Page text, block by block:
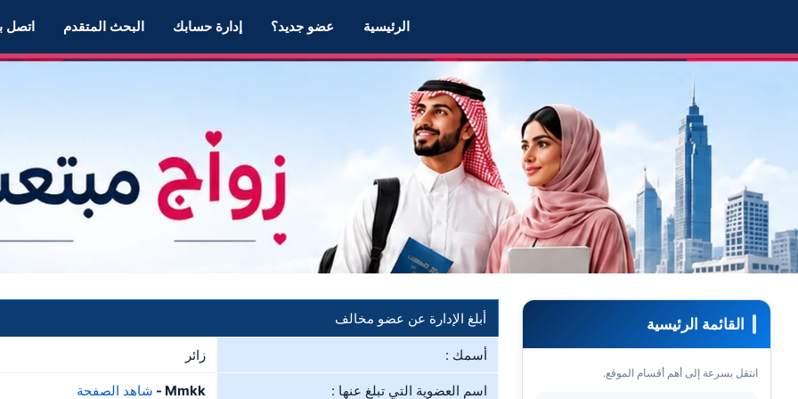
الرئيسية عضو جديد؟ إدارة حسابك البحث المتقدم اتصل
أبلغ الإدارة عن عضو مخالف
أسمك : زائر
اسم العضوية التي تبلغ عنها : Mmkk - شاهد الصفحة
القائمة الرئيسية
انتقل بسرعة إلى أهم أقسام الموقع.